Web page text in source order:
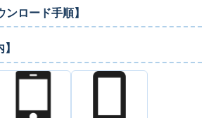
ンロード手順】